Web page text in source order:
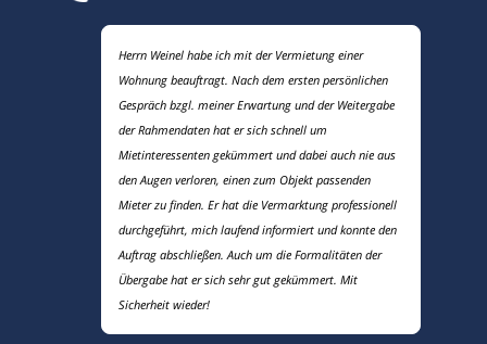
Herrn Weinel habe ich mit der Vermietung einer
Wohnung beauftragt. Nach dem ersten persönlichen
Gespräch bzgl. meiner Erwartung und der Weitergabe
der Rahmendaten hat er sich schnell um
Mietinteressenten gekümmert und dabei auch nie aus
den Augen verloren, einen zum Objekt passenden
Mieter zu finden. Er hat die Vermarktung professionell
durchgeführt, mich laufend informiert und konnte den
Auftrag abschließen. Auch um die Formalitäten der
Übergabe hat er sich sehr gut gekümmert. Mit
Sicherheit wieder!